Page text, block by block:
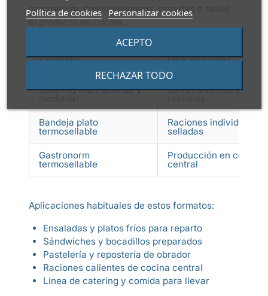
Política de cookies Personalizar cookies
RECHAZAR TODO
ACEPTO
gastronorm, según expongas, repartas o selles
el producto en cocina.
Formato Uso principal
Catering kraft (grande y Buffet, eventos y
Bandeja plato
termosellable
Raciones individuales
selladas
Gastronorm
termosellable
Producción en cocina
central
Aplicaciones habituales de estos formatos:
Ensaladas y platos fríos para reparto
Sándwiches y bocadillos preparados
Pastelería y repostería de obrador
Raciones calientes de cocina central
Línea de catering y comida para llevar